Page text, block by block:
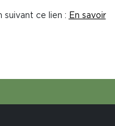
ce lien : En savoir